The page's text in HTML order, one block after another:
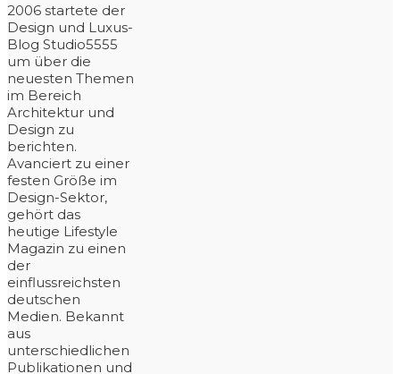
2006 startete der
Design und Luxus-
Blog Studio5555
um über die
neuesten Themen
im Bereich
Architektur und
Design zu
berichten.
Avanciert zu einer
festen Größe im
Design-Sektor,
gehört das
heutige Lifestyle
Magazin zu einen
der
einflussreichsten
deutschen
Medien. Bekannt
aus
unterschiedlichen
Publikationen und